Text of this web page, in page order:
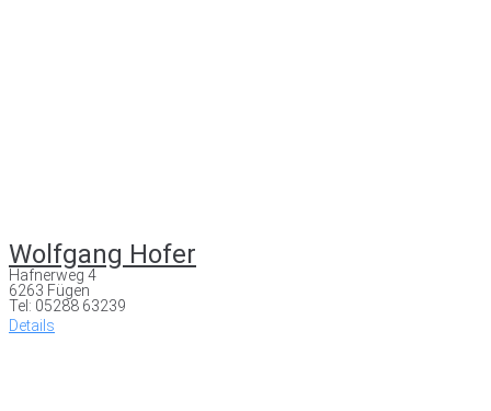
Wolfgang Hofer
Hafnerweg 4
6263 Fügen
Tel: 05288 63239
Details